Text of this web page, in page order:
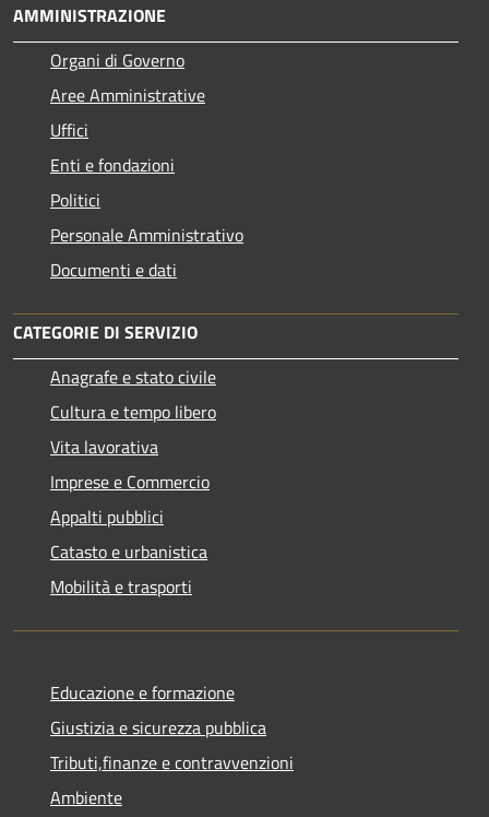
AMMINISTRAZIONE
Organi di Governo
Aree Amministrative
Uffici
Enti e fondazioni
Politici
Personale Amministrativo
Documenti e dati
CATEGORIE DI SERVIZIO
Anagrafe e stato civile
Cultura e tempo libero
Vita lavorativa
Imprese e Commercio
Appalti pubblici
Catasto e urbanistica
Mobilità e trasporti
Educazione e formazione
Giustizia e sicurezza pubblica
Tributi,finanze e contravvenzioni
Ambiente